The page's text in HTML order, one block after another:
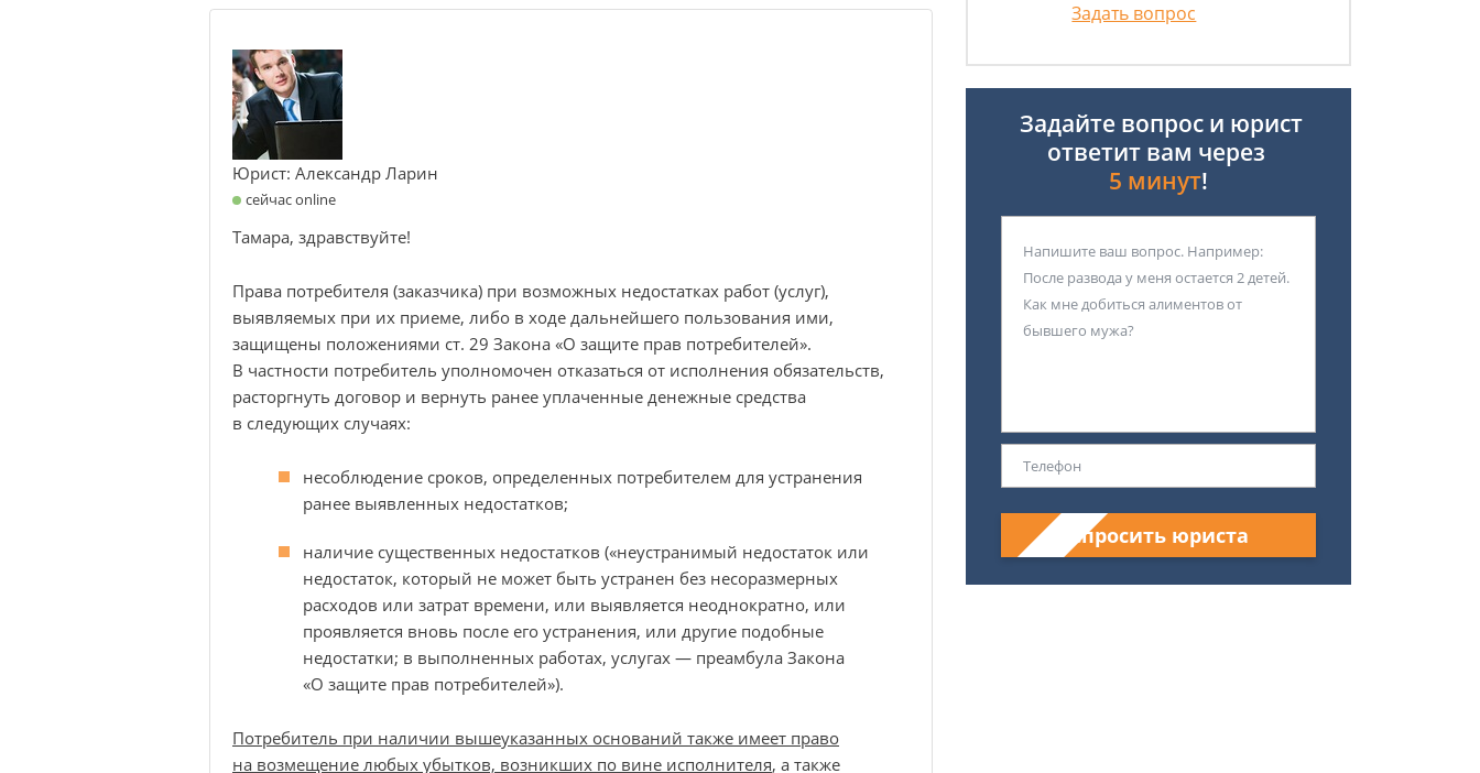
Юрист: Александр Ларин
сейчас online
Тамара, здравствуйте!
Права потребителя (заказчика) при возможных недостатках работ (услуг),
выявляемых при их приеме, либо в ходе дальнейшего пользования ими,
защищены положениями ст. 29 Закона «О защите прав потребителей».
В частности потребитель уполномочен отказаться от исполнения обязательств,
расторгнуть договор и вернуть ранее уплаченные денежные средства
в следующих случаях:
несоблюдение сроков, определенных потребителем для устранения
ранее выявленных недостатков;
наличие существенных недостатков («неустранимый недостаток или
недостаток, который не может быть устранен без несоразмерных
расходов или затрат времени, или выявляется неоднократно, или
проявляется вновь после его устранения, или другие подобные
недостатки; в выполненных работах, услугах — преамбула Закона
«О защите прав потребителей»).
Потребитель при наличии вышеуказанных оснований также имеет право
на возмещение любых убытков, возникших по вине исполнителя, а также
Задать вопрос
Задайте вопрос и юрист
ответит вам через
5 минут!
Спросить юриста